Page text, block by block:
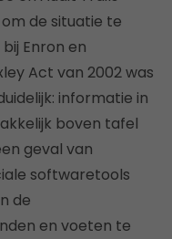
de situatie te
Enron en
Act van 2002 was
informatie in
boven tafel
geval van
softwaretools
de
en voeten te